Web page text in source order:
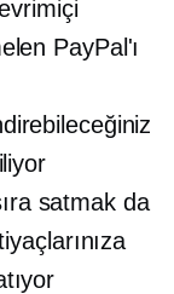
PayPal'ı
satmak da